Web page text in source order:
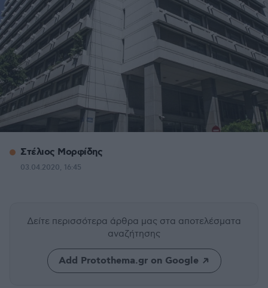
Στέλιος Μορφίδης
03.04.2020, 16:45
Δείτε περισσότερα άρθρα μας στα αποτελέσματα
αναζήτησης
Add Protothema.gr on Google